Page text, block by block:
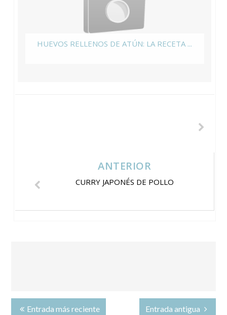
HUEVOS RELLENOS DE ATÚN: LA RECETA ...
ANTERIOR
CURRY JAPONÉS DE POLLO
Entrada más reciente Entrada antigua